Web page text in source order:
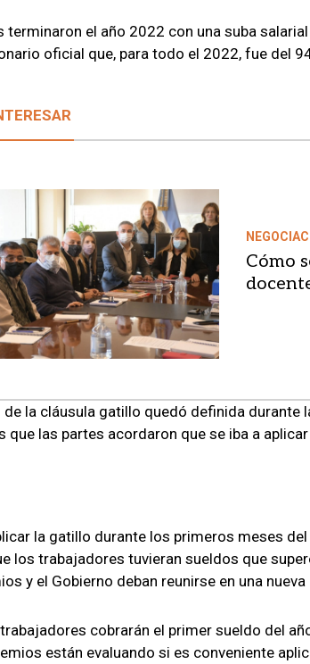
terminaron el año 2022 con una suba
oficial que, para todo el 2022, fue del
Cómo
de la cláusula gatillo quedó definida durante
que las partes acordaron que se iba a
la gatillo durante los primeros meses
los trabajadores tuvieran sueldos que
y el Gobierno deban reunirse en una
cobrarán el primer sueldo del
están evaluando si es conveniente